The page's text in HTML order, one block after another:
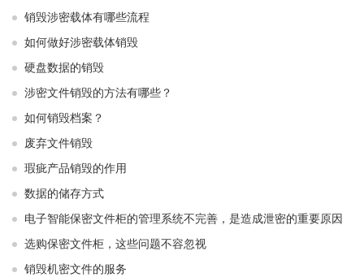
销毁涉密载体有哪些流程
如何做好涉密载体销毁
硬盘数据的销毁
涉密文件销毁的方法有哪些？
如何销毁档案？
废弃文件销毁
瑕疵产品销毁的作用
数据的储存方式
电子智能保密文件柜的管理系统不完善，是造成泄密的重要原因
选购保密文件柜，这些问题不容忽视
销毁机密文件的服务